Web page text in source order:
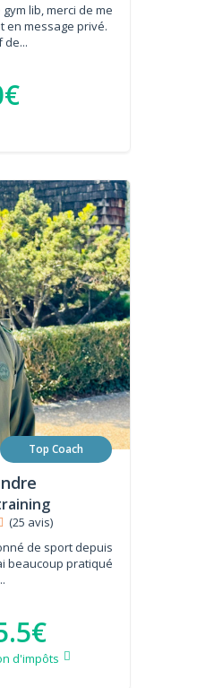
lib, merci de me
en message privé.
de...
Top Coach
(25 avis)
de sport depuis
beaucoup pratiqué
d'impôts